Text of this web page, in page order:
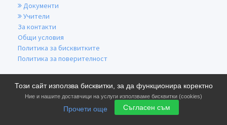
Този сайт използва бисквитки, за да функционира коректно
Ние и нашите доставчици на услуги използваме бисквитки (cookies)
Прочети още Съгласен съм
Документи
Учители
За контакти
Общи условия
Политика за бисквитките
Политика за поверителност